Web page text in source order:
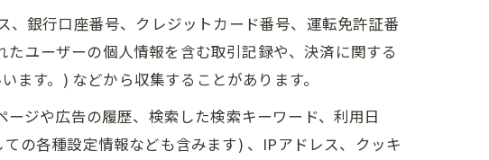
銀行口座番号、クレジットカード番号、運転免許証番
ユーザーの個人情報を含む取引記録や、決済に関する
す。) などから収集することがあります。
ジや広告の履歴、検索した検索キーワード、利用日
の各種設定情報なども含みます) 、IPアドレス、クッキ